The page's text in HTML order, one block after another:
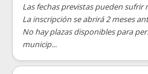
Las fechas previstas pueden sufrir
La inscripción se abrirá 2 meses
No hay plazas disponibles para
municip...